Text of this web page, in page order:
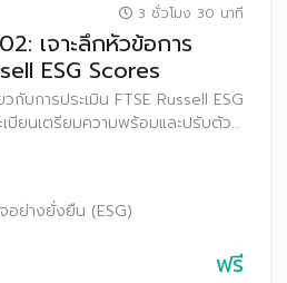
3 ชั่วโมง 30 นาที
เจาะลึกหัวข้อการ
ESG Scores
วกับการประเมิน FTSE Russell ESG
บียนเตรียมความพร้อมและปรับตัว
2569 เป็นต้นไป
อย่างยั่งยืน (ESG)
ฟรี